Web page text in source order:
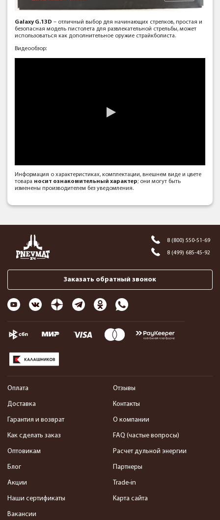
Galaxy G.13D – отличный выбор для начинающих стрелков, простая и
безопасная модель пистолета для развлекательной стрельбы, может
использоваться как дополнительное оружие страйкболиста.
Видеообзор:
Информация о характеристиках, комплектации, внешнем виде и цвете
товара носит ознакомительный характер; они могут быть
изменены производителем без уведомления.
8 (800) 550-51-69
8 (499) 685-45-92
Заказать обратный звонок
Оплата
Доставка
Гарантия и возврат
Как сделать заказ
Оптовикам
Блог
Акции
Наши сертификаты
Вакансии
Отзывы
Контакты
О компании
FAQ (частые вопросы)
Расчет дульной энергии
Партнеры
Trade-in
Карта сайта